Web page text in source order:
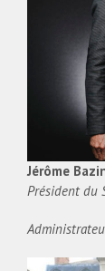
Jérôme
Président du